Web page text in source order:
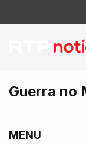
Guerra no
MENU